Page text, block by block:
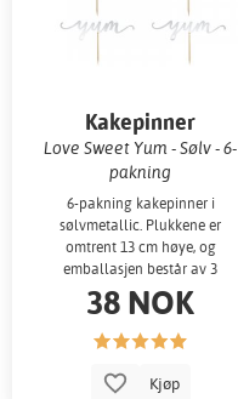
Kakepinner
Love Sweet Yum - Sølv - 6-
pakning
6-pakning kakepinner i
sølvmetallic. Plukkene er
omtrent 13 cm høye, og
emballasjen består av 3
forskjellige design - «kjærlighe
38 NOK
Kjøp